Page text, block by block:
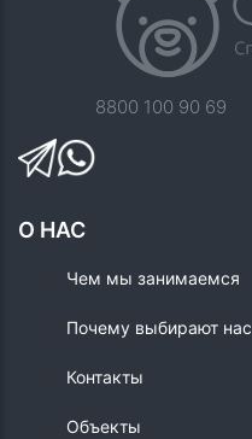
8800 100 90 69
О НАС
Чем мы занимаемся
Почему выбирают нас
Контакты
Объекты